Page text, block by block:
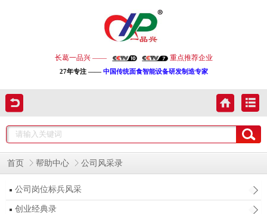
长葛一品兴 —— 重点推荐企业
27年专注 —— 中国传统面食智能设备研发制造专家
首页 帮助中心 公司风采录
公司岗位标兵风采
创业经典录